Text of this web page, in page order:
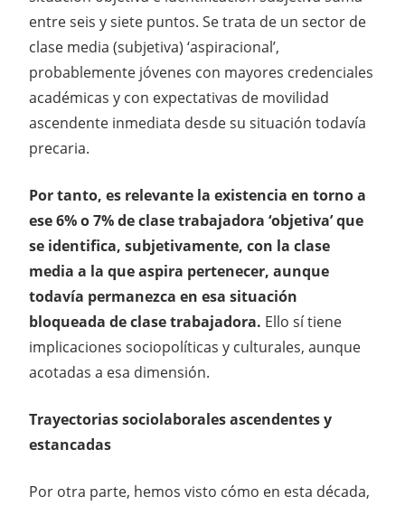
entre seis y siete puntos. Se trata de un sector de
clase media (subjetiva) ‘aspiracional’,
probablemente jóvenes con mayores credenciales
académicas y con expectativas de movilidad
ascendente inmediata desde su situación todavía
precaria.
Por tanto, es relevante la existencia en torno a
ese 6% o 7% de clase trabajadora ‘objetiva’ que
se identifica, subjetivamente, con la clase
media a la que aspira pertenecer, aunque
todavía permanezca en esa situación
bloqueada de clase trabajadora. Ello sí tiene
implicaciones sociopolíticas y culturales, aunque
acotadas a esa dimensión.
Trayectorias sociolaborales ascendentes y
estancadas
Por otra parte, hemos visto cómo en esta década,